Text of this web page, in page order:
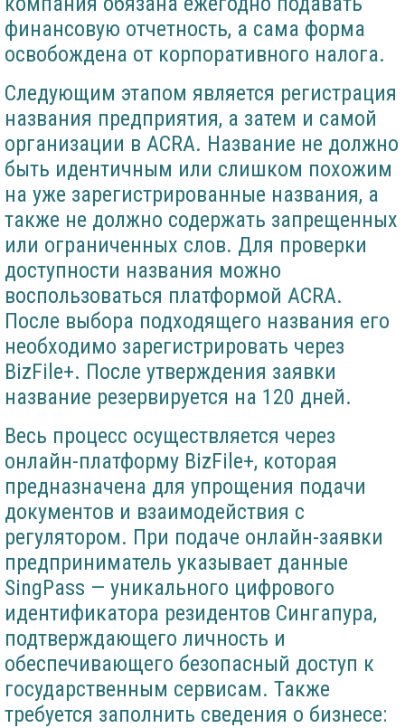
финансовую отчетность, а сама форма
освобождена от корпоративного налога.
Следующим этапом является регистрация
названия предприятия, а затем и самой
организации в ACRA. Название не должно
быть идентичным или слишком похожим
на уже зарегистрированные названия, а
также не должно содержать запрещенных
или ограниченных слов. Для проверки
доступности названия можно
воспользоваться платформой ACRA.
После выбора подходящего названия его
необходимо зарегистрировать через
BizFile+. После утверждения заявки
название резервируется на 120 дней.
Весь процесс осуществляется через
онлайн-платформу BizFile+, которая
предназначена для упрощения подачи
документов и взаимодействия с
регулятором. При подаче онлайн-заявки
предприниматель указывает данные
SingPass — уникального цифрового
идентификатора резидентов Сингапура,
подтверждающего личность и
обеспечивающего безопасный доступ к
государственным сервисам. Также
требуется заполнить сведения о бизнесе: